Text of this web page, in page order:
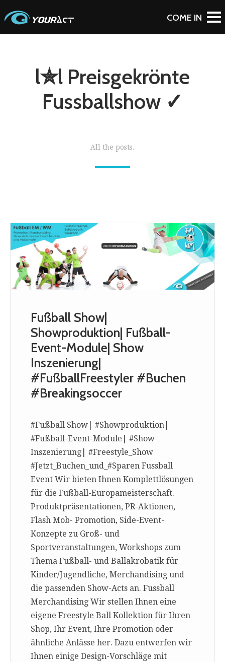
l✮l Preisgekrönte
Fussballshow ✓
All the posts.
Fußball Show|
Showproduktion| Fußball-
Event-Module| Show
Inszenierung|
#FußballFreestyler #Buchen
#Breakingsoccer
#Fußball Show| #Showproduktion|
#Fußball-Event-Module| #Show
Inszenierung| #Freestyle_Show
#Jetzt_Buchen_und_#Sparen Fussball
Event Wir bieten Ihnen Komplettlösungen
für die Fußball-Europameisterschaft.
Produktpräsentationen, PR-Aktionen,
Flash Mob- Promotion, Side-Event-
Konzepte zu Groß- und
Sportveranstaltungen, Workshops zum
Thema Fußball- und Ballakrobatik für
Kinder/Jugendliche, Merchandising und
die passenden Show-Acts an. Fussball
Merchandising Wir stellen Ihnen eine
eigene Freestyle Ball Kollektion für Ihren
Shop, Ihr Event, Ihre Promotion oder
ähnliche Anlässe her. Dazu entwerfen wir
Ihnen einige Design-Vorschläge mit